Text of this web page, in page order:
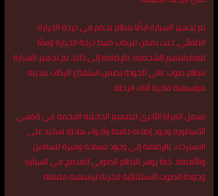
تم تجهيز السيارة أيضًا بنظام تحكم في درجة الحرارة
التلقائي، حيث يمكن للركاب ضبط درجة الحرارة وفقًا
لتفضيلاتهم الشخصية. بالإضافة إلى ذلك، تم تجهيز السيارة
بنظام صوت عالي الجودة يضمن استمتاع الركاب بتجربة
موسيقية فاخرة أثناء الرحلة.
تشمل المزايا الأخرى لتصميم الداخلية الفخمة في تاكسي
الأسطورة وجود إضاءة خافتة وأجواء هادئة تساعد على
الاسترخاء، بالإضافة إلى وجود مساحة وفيرة للساقين
والأمتعة. كما يوفر النظام الصوتي المدمج في السيارة
وجودة الصوت الاستثنائية لتجربة ترفيهية ممتعة.